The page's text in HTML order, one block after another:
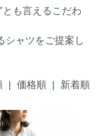
も言えるこだわ
ャツをご提案し
| 価格順 | 新着順